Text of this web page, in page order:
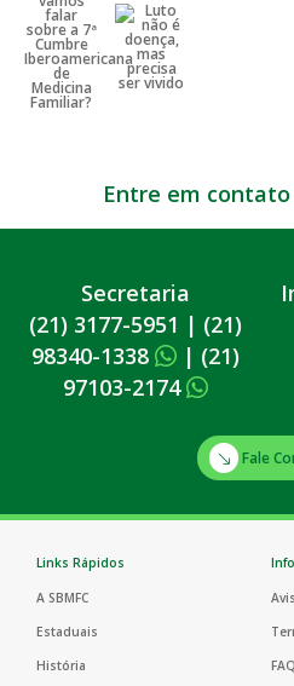
Entre em contato
Secretaria
(21) 3177-5951 | (21)
98340-1338
| (21)
97103-2174
Fale
Links Rápidos
A SBMFC
Estaduais
História
FAQ